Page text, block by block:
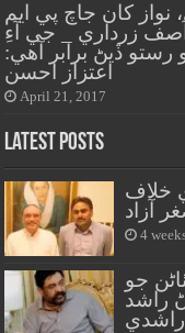
کان جاچ پي ايم
زرداري _ جي آءِ
ڏيڻ برابر آهي:
اعتزاز احسن
April 21, 2017
Latest Posts
خلاف
آزاد
4
جو
راشد